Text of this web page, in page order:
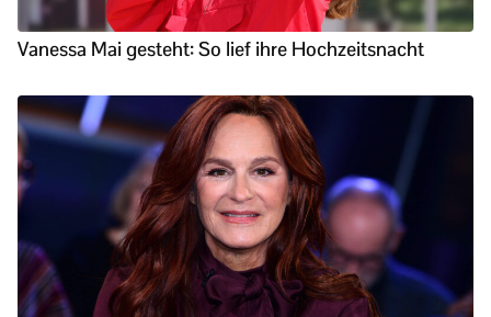
Vanessa Mai gesteht: So lief ihre Hochzeitsnacht